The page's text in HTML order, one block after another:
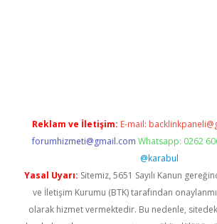
Reklam ve İletişim: E-mail:
forumhizmeti@gmail.com Whatsapp: 0262
@karabul
Yasal Uyarı: Sitemiz, 5651 Sayılı Kanun
ve İletişim Kurumu (BTK) tarafından
olarak hizmet vermektedir. Bu nedenle,